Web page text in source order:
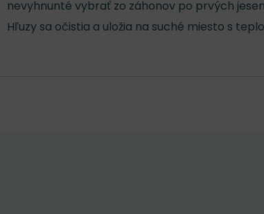
nevyhnunté vybrať zo záhonov po prvých
Hľuzy sa očistia a uložia na suché miesto s